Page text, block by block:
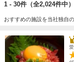
1 - 30件 （全2,024件中）
おすすめの施設を当社独自